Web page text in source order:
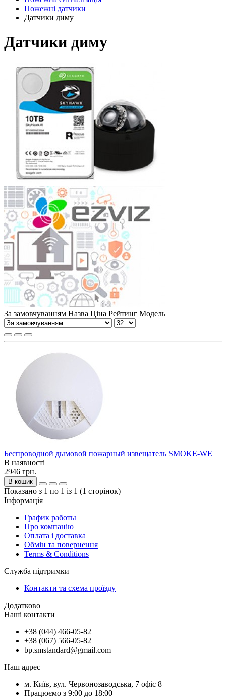
Пожежні датчики
Датчики диму
Датчики диму
За замовчуванням Назва Ціна Рейтинг Модель
Беспроводной дымовой пожарный извещатель SMOKE-WE
В наявності
2946 грн.
В кошик
Показано з 1 по 1 із 1 (1 сторінок)
Інформація
График работы
Про компанію
Оплата і доставка
Обмін та повернення
Terms & Conditions
Служба підтримки
Контакти та схема проїзду
Додатково
Наші контакти
+38 (044) 466-05-82
+38 (067) 566-05-82
bp.smstandard@gmail.com
Наш адрес
м. Київ, вул. Червонозаводська, 7 офіс 8
Працюємо з 9:00 до 18:00